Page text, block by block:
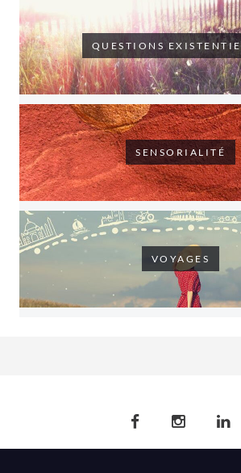
QUESTIONS
SENSORIALITÉ
VOYAGES